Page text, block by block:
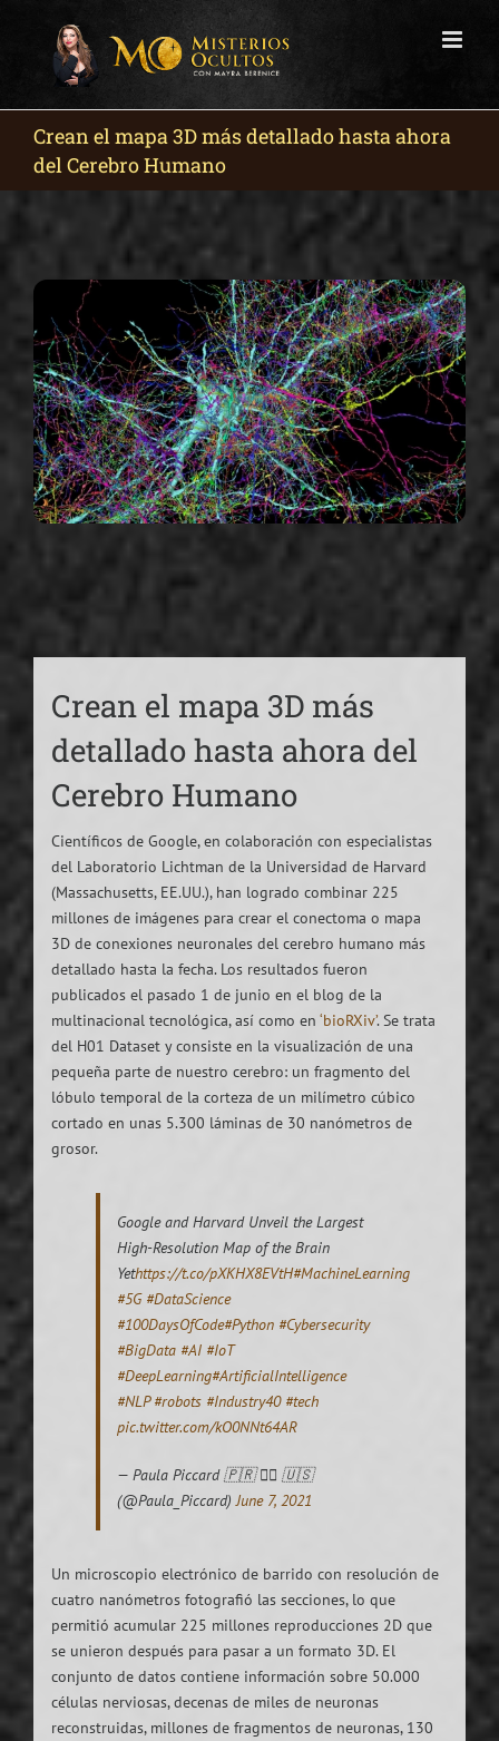
Crean el mapa 3D más detallado hasta ahora
del Cerebro Humano
Crean el mapa 3D más
detallado hasta ahora del
Cerebro Humano
Científicos de Google, en colaboración con especialistas
del Laboratorio Lichtman de la Universidad de Harvard
(Massachusetts, EE.UU.), han logrado combinar 225
millones de imágenes para crear el conectoma o mapa
3D de conexiones neuronales del cerebro humano más
detallado hasta la fecha. Los resultados fueron
publicados el pasado 1 de junio en el blog de la
multinacional tecnológica, así como en ‘bioRXiv’. Se trata
del H01 Dataset y consiste en la visualización de una
pequeña parte de nuestro cerebro: un fragmento del
lóbulo temporal de la corteza de un milímetro cúbico
cortado en unas 5.300 láminas de 30 nanómetros de
grosor.
Google and Harvard Unveil the Largest
High-Resolution Map of the Brain
Yethttps://t.co/pXKHX8EVtH#MachineLearning
#5G #DataScience
#100DaysOfCode#Python #Cybersecurity
#BigData #AI #IoT
#DeepLearning#ArtificialIntelligence
#NLP #robots #Industry40 #tech
pic.twitter.com/kO0NNt64AR
— Paula Piccard 🇵🇷 🏳️‍🌈 🇺🇸
(@Paula_Piccard)June 7, 2021
Un microscopio electrónico de barrido con resolución de
cuatro nanómetros fotografió las secciones, lo que
permitió acumular 225 millones reproducciones 2D que
se unieron después para pasar a un formato 3D. El
conjunto de datos contiene información sobre 50.000
células nerviosas, decenas de miles de neuronas
reconstruidas, millones de fragmentos de neuronas, 130